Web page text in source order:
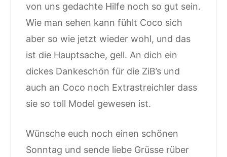
von uns gedachte Hilfe noch so gut sein.
Wie man sehen kann fühlt Coco sich
aber so wie jetzt wieder wohl, und das
ist die Hauptsache, gell. An dich ein
dickes Dankeschön für die ZiB’s und
auch an Coco noch Extrastreichler dass
sie so toll Model gewesen ist.
Wünsche euch noch einen schönen
Sonntag und sende liebe Grüsse rüber